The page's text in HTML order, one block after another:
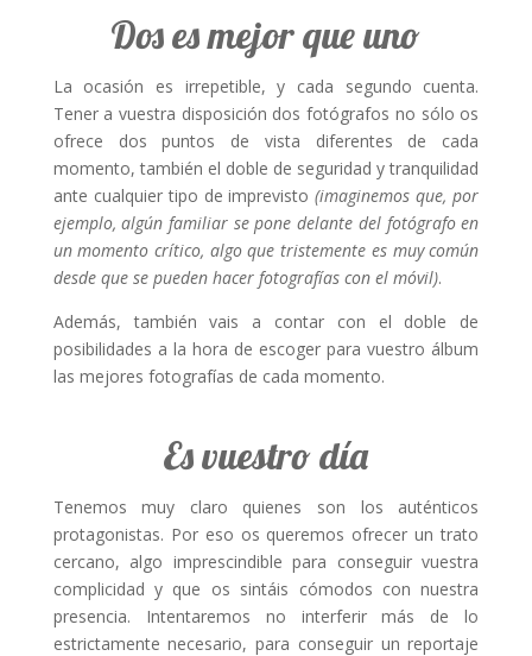
Dos es mejor que uno
La ocasión es irrepetible, y cada segundo cuenta.
Tener a vuestra disposición dos fotógrafos no sólo os
ofrece dos puntos de vista diferentes de cada
momento, también el doble de seguridad y tranquilidad
ante cualquier tipo de imprevisto(imaginemos que, por
ejemplo, algún familiar se pone delante del fotógrafo en
un momento crítico, algo que tristemente es muy común
desde que se pueden hacer fotografías con el móvil).
Además, también vais a contar con el doble de
posibilidades a la hora de escoger para vuestro álbum
las mejores fotografías de cada momento.
Es vuestro día
Tenemos muy claro quienes son los auténticos
protagonistas. Por eso os queremos ofrecer un trato
cercano, algo imprescindible para conseguir vuestra
complicidad y que os sintáis cómodos con nuestra
presencia. Intentaremos no interferir más de lo
estrictamente necesario, para conseguir un reportaje